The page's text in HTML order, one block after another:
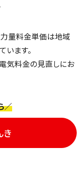
力量料金単価は地域
ます。
気料金の見直しにお
／
き